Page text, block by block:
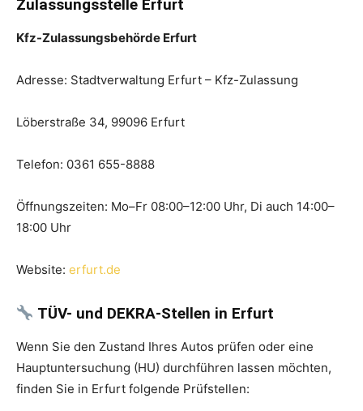
Zulassungsstelle Erfurt
Kfz-Zulassungsbehörde Erfurt
Adresse: Stadtverwaltung Erfurt – Kfz-Zulassung
Löberstraße 34, 99096 Erfurt
Telefon: 0361 655-8888
Öffnungszeiten: Mo–Fr 08:00–12:00 Uhr, Di auch 14:00–
18:00 Uhr
Website: erfurt.de
TÜV- und DEKRA-Stellen in Erfurt
Wenn Sie den Zustand Ihres Autos prüfen oder eine
Hauptuntersuchung (HU) durchführen lassen möchten,
finden Sie in Erfurt folgende Prüfstellen: